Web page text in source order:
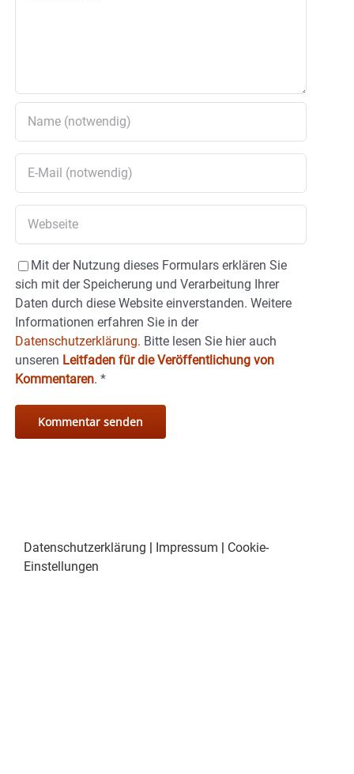
Mit der Nutzung dieses Formulars erklären Sie
sich mit der Speicherung und Verarbeitung Ihrer
Daten durch diese Website einverstanden. Weitere
Informationen erfahren Sie in der
Datenschutzerklärung. Bitte lesen Sie hier auch
unseren Leitfaden für die Veröffentlichung von
Kommentaren. *
Datenschutzerklärung | Impressum | Cookie-
Einstellungen